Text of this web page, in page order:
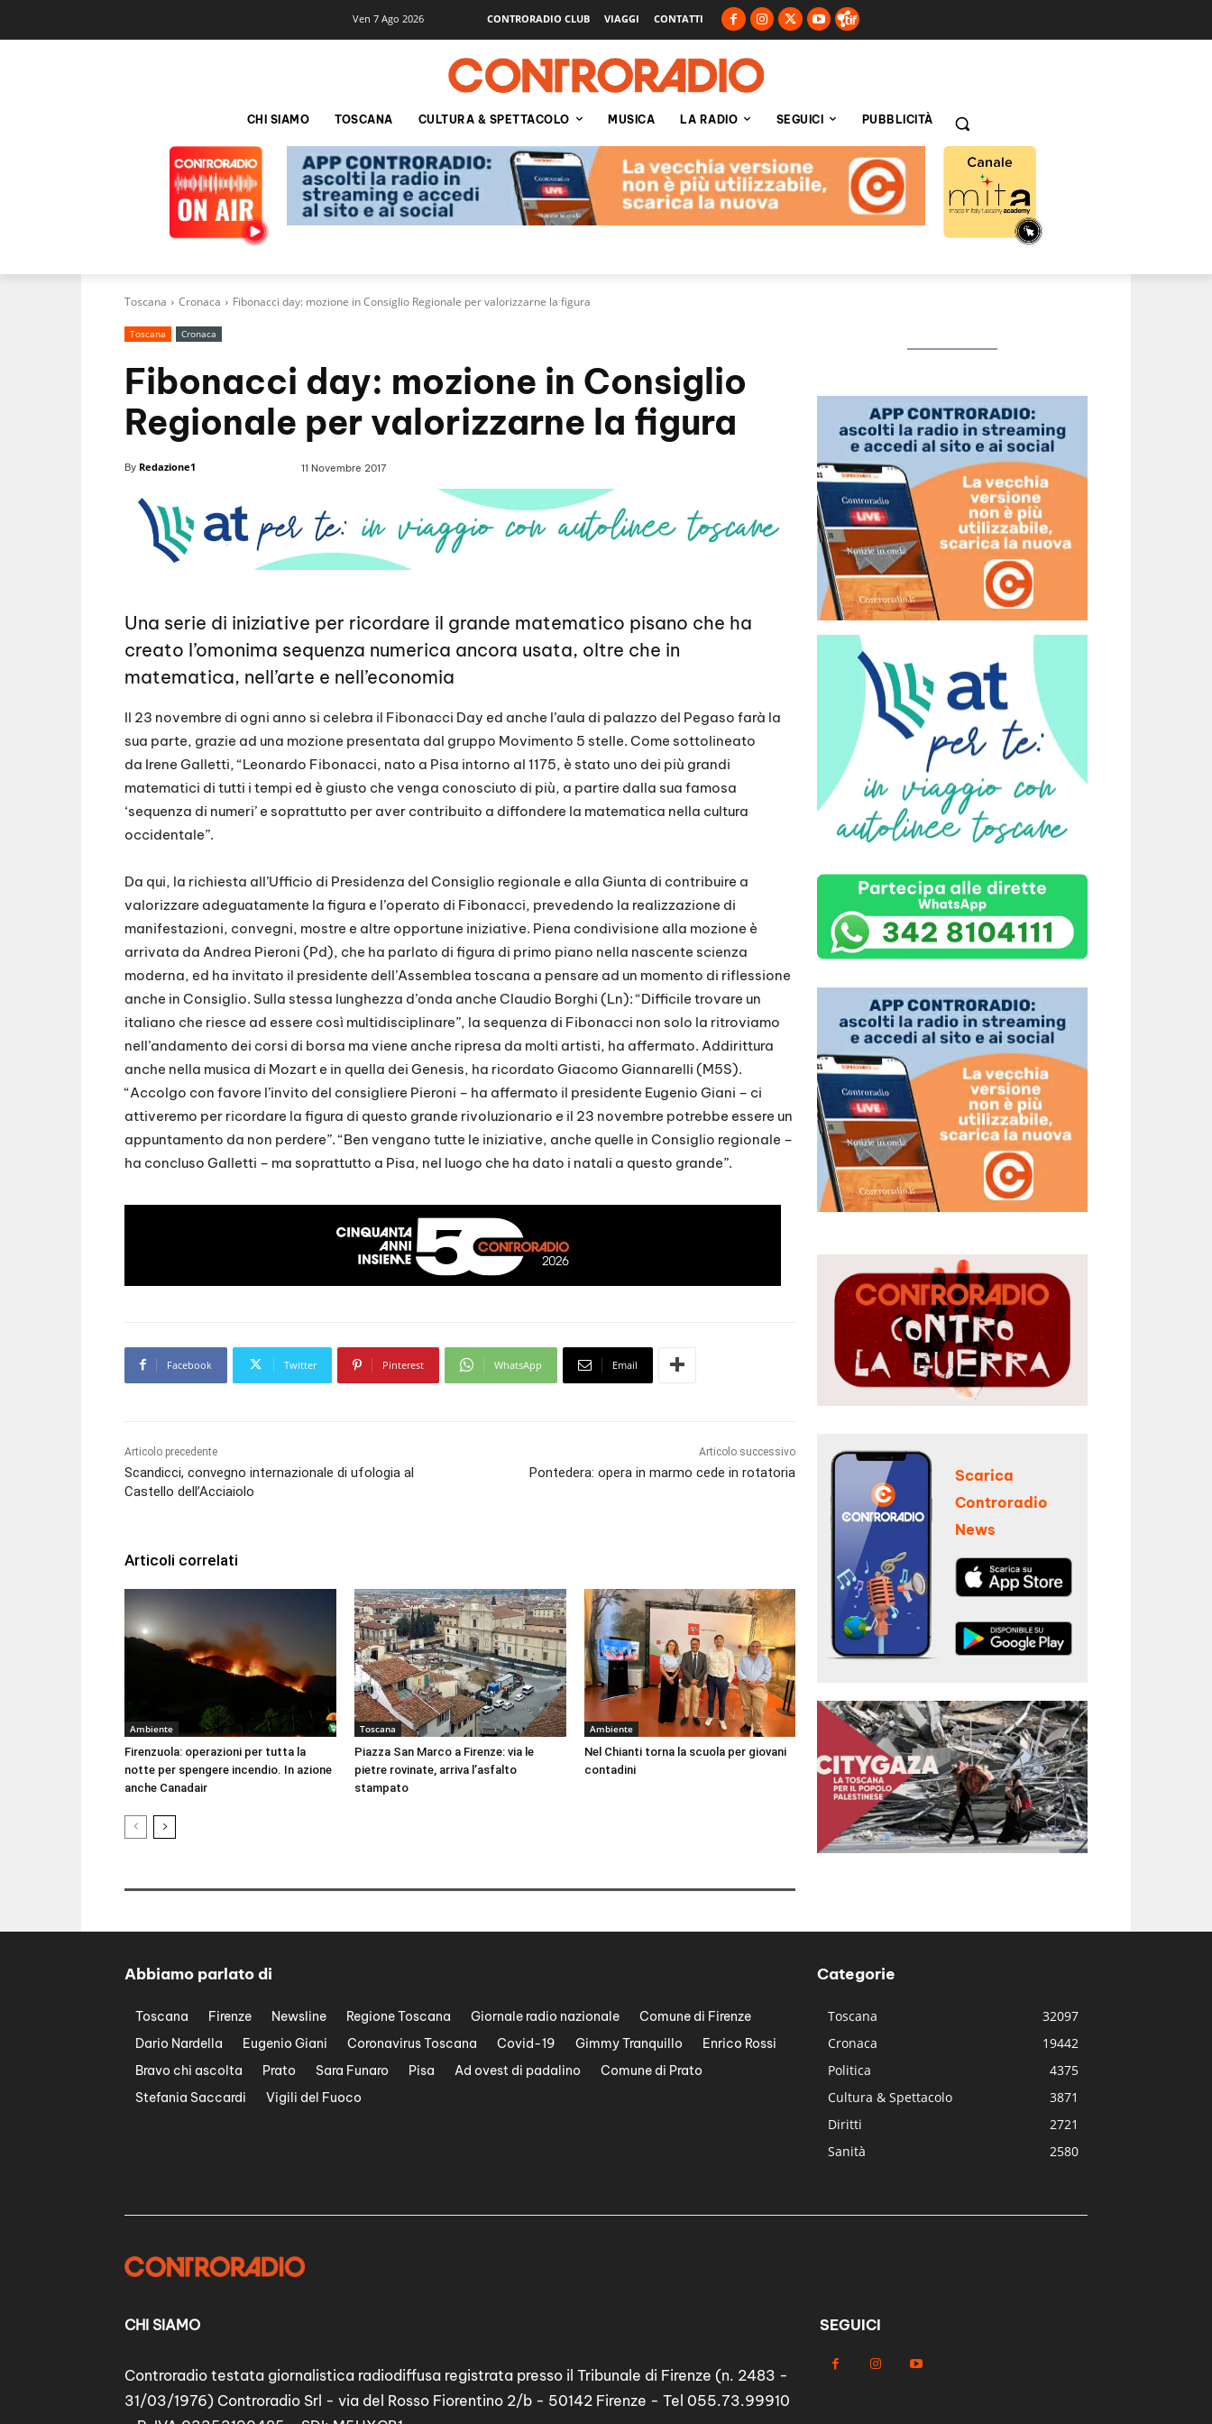
Ven 7 Ago 2026 CONTRORADIO CLUB VIAGGI CONTATTI
CHI SIAMO TOSCANA CULTURA & SPETTACOLO MUSICA LA RADIO SEGUICI PUBBLICITÀ
Toscana Cronaca Fibonacci day: mozione in Consiglio Regionale per valorizzarne la figura
Toscana Cronaca
Fibonacci day: mozione in Consiglio
Regionale per valorizzarne la figura
By Redazione1 11 Novembre 2017
Una serie di iniziative per ricordare il grande matematico pisano che ha
creato l’omonima sequenza numerica ancora usata, oltre che in
matematica, nell’arte e nell’economia
Il 23 novembre di ogni anno si celebra il Fibonacci Day ed anche l’aula di palazzo del Pegaso farà la
sua parte, grazie ad una mozione presentata dal gruppo Movimento 5 stelle. Come sottolineato
da Irene Galletti, “Leonardo Fibonacci, nato a Pisa intorno al 1175, è stato uno dei più grandi
matematici di tutti i tempi ed è giusto che venga conosciuto di più, a partire dalla sua famosa
‘sequenza di numeri’ e soprattutto per aver contribuito a diffondere la matematica nella cultura
occidentale”.
Da qui, la richiesta all’Ufficio di Presidenza del Consiglio regionale e alla Giunta di contribuire a
valorizzare adeguatamente la figura e l’operato di Fibonacci, prevedendo la realizzazione di
manifestazioni, convegni, mostre e altre opportune iniziative. Piena condivisione alla mozione è
arrivata da Andrea Pieroni (Pd), che ha parlato di figura di primo piano nella nascente scienza
moderna, ed ha invitato il presidente dell’Assemblea toscana a pensare ad un momento di riflessione
anche in Consiglio. Sulla stessa lunghezza d’onda anche Claudio Borghi (Ln): “Difficile trovare un
italiano che riesce ad essere così multidisciplinare”, la sequenza di Fibonacci non solo la ritroviamo
nell’andamento dei corsi di borsa ma viene anche ripresa da molti artisti, ha affermato. Addirittura
anche nella musica di Mozart e in quella dei Genesis, ha ricordato Giacomo Giannarelli (M5S).
“Accolgo con favore l’invito del consigliere Pieroni – ha affermato il presidente Eugenio Giani – ci
attiveremo per ricordare la figura di questo grande rivoluzionario e il 23 novembre potrebbe essere un
appuntamento da non perdere”. “Ben vengano tutte le iniziative, anche quelle in Consiglio regionale –
ha concluso Galletti – ma soprattutto a Pisa, nel luogo che ha dato i natali a questo grande”.
Facebook Twitter Pinterest WhatsApp Email
Articolo precedente
Scandicci, convegno internazionale di ufologia al
Castello dell’Acciaiolo
Articolo successivo
Pontedera: opera in marmo cede in rotatoria
Articoli correlati
Ambiente
Firenzuola: operazioni per tutta la
notte per spengere incendio. In azione
anche Canadair
Toscana
Piazza San Marco a Firenze: via le
pietre rovinate, arriva l’asfalto
stampato
Ambiente
Nel Chianti torna la scuola per giovani
contadini
Scarica
Controradio
News
Abbiamo parlato di
Toscana Firenze Newsline Regione Toscana Giornale radio nazionale
Comune di Firenze
Dario Nardella
Eugenio Giani Coronavirus Toscana Covid-19 Gimmy Tranquillo
Enrico Rossi
Bravo chi ascolta
Prato Sara Funaro Pisa Ad ovest di padalino
Comune di Prato
Stefania Saccardi
Vigili del Fuoco
Categorie
Toscana
32097
Cronaca
19442
Politica
4375
Cultura & Spettacolo
3871
Diritti
2721
Sanità
2580
CHI SIAMO
Controradio testata giornalistica radiodiffusa registrata presso il Tribunale di Firenze (n. 2483 -
31/03/1976) Controradio Srl - via del Rosso Fiorentino 2/b - 50142 Firenze - Tel 055.73.99910
SEGUICI